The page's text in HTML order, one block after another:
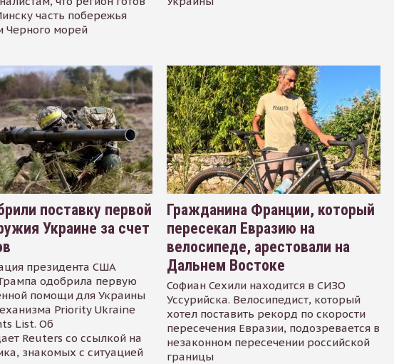
часть побережья
Черного морей
поставку первой
Украине за счет
президента США
одобрила первую
помощи для Украины
Priority Ukraine
List. Об
Reuters со ссылкой на
знакомых с ситуацией
Гражданина Франции, который
пересекал Евразию на
велосипеде, арестовали на
Дальнем Востоке
Софиан Сехили находится в СИЗО
Уссурийска. Велосипедист, который
хотел поставить рекорд по скорости
пересечения Евразии, подозревается в
незаконном пересечении российской
границы